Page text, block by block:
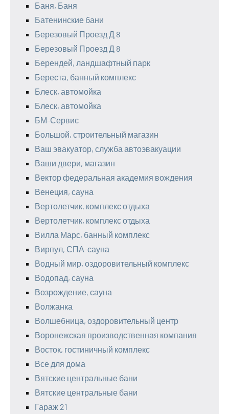
Баня, Баня
Батенинские бани
Березовый Проезд Д 8
Березовый Проезд Д 8
Берендей, ландшафтный парк
Береста, банный комплекс
Блеск, автомойка
Блеск, автомойка
БМ-Сервис
Большой, строительный магазин
Ваш эвакуатор, служба автоэвакуации
Ваши двери, магазин
Вектор федеральная академия вождения
Венеция, сауна
Вертолетчик, комплекс отдыха
Вертолетчик, комплекс отдыха
Вилла Марс, банный комплекс
Вирпул, СПА-сауна
Водный мир, оздоровительный комплекс
Водопад, сауна
Возрождение, сауна
Волжанка
Волшебница, оздоровительный центр
Воронежская производственная компания
Восток, гостиничный комплекс
Все для дома
Вятские центральные бани
Вятские центральные бани
Гараж 21